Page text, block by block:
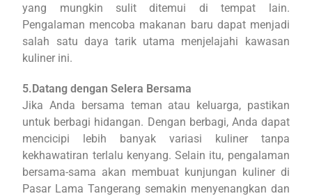
yang mungkin sulit ditemui di tempat lain.
Pengalaman mencoba makanan baru dapat menjadi
salah satu daya tarik utama menjelajahi kawasan
kuliner ini.
5.Datang dengan Selera Bersama
Jika Anda bersama teman atau keluarga, pastikan
untuk berbagi hidangan. Dengan berbagi, Anda dapat
mencicipi lebih banyak variasi kuliner tanpa
kekhawatiran terlalu kenyang. Selain itu, pengalaman
bersama-sama akan membuat kunjungan kuliner di
Pasar Lama Tangerang semakin menyenangkan dan